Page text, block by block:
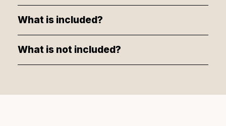
What is included?
What is not included?